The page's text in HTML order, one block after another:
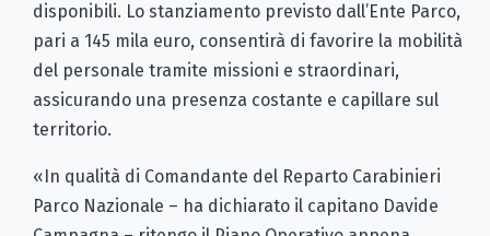
disponibili. Lo stanziamento previsto dall’Ente Parco,
pari a 145 mila euro, consentirà di favorire la mobilità
del personale tramite missioni e straordinari,
assicurando una presenza costante e capillare sul
territorio.
«In qualità di Comandante del Reparto Carabinieri
Parco Nazionale – ha dichiarato il capitano Davide